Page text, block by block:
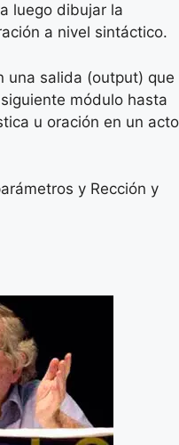
luego dibujar la
a nivel sintáctico.
una salida (output) que
módulo hasta
u oración en un acto
y Rección y